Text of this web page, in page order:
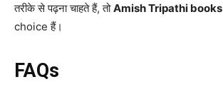
तरीके से पढ़ना चाहते हैं, तोAmish Tripathi books
choice हैं।
FAQs